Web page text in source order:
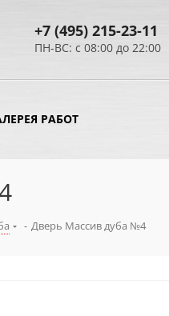
+7 (495) 215-23-11
ПН-ВС: с 08:00 до 22:00
РАБОТ
- Дверь Массив дуба №4